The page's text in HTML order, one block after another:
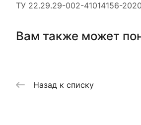
ТУ 22.29.29-002-41014156-
Вам также может
Назад к списку